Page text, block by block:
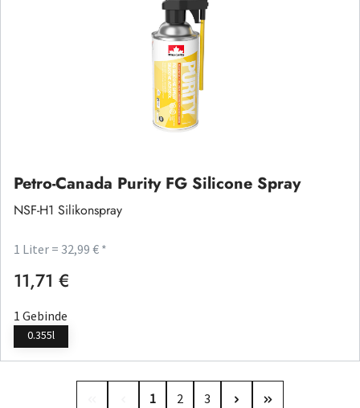
Petro-Canada Purity FG Silicone Spray
NSF-H1 Silikonspray
1 Liter = 32,99 € *
Regulärer Preis:
11,71 €
1 Gebinde
0.355l
Seite
1 Seite
2 Seite
3